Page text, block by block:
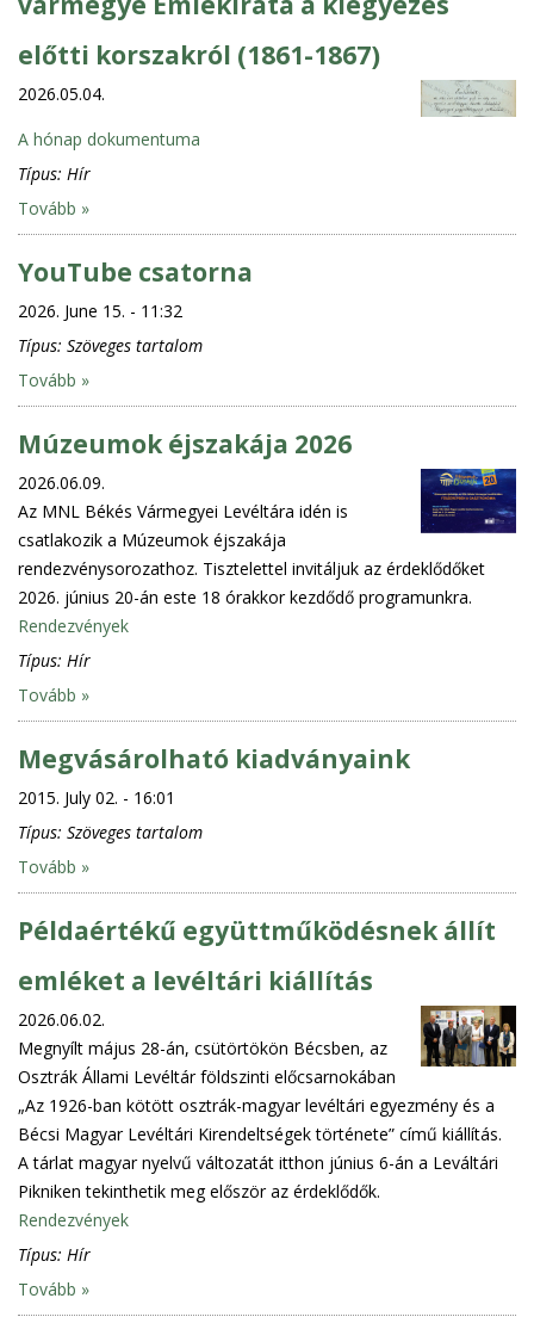
előtti korszakról (1861-1867)
2026.05.04.
A hónap dokumentuma
Típus: Hír
Tovább »
YouTube csatorna
2026. June 15. - 11:32
Típus: Szöveges tartalom
Tovább »
Múzeumok éjszakája 2026
2026.06.09.
Az MNL Békés Vármegyei Levéltára idén is
csatlakozik a Múzeumok éjszakája
rendezvénysorozathoz. Tisztelettel invitáljuk az érdeklődőket
2026. június 20-án este 18 órakkor kezdődő programunkra.
Rendezvények
Típus: Hír
Tovább »
Megvásárolható kiadványaink
2015. July 02. - 16:01
Típus: Szöveges tartalom
Tovább »
Példaértékű együttműködésnek állít
emléket a levéltári kiállítás
2026.06.02.
Megnyílt május 28-án, csütörtökön Bécsben, az
Osztrák Állami Levéltár földszinti előcsarnokában
„Az 1926-ban kötött osztrák-magyar levéltári egyezmény és a
Bécsi Magyar Levéltári Kirendeltségek története” című kiállítás.
A tárlat magyar nyelvű változatát itthon június 6-án a Leváltári
Pikniken tekinthetik meg először az érdeklődők.
Rendezvények
Típus: Hír
Tovább »